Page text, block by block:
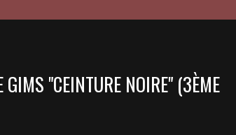
"CEINTURE NOIRE" (3ÈME